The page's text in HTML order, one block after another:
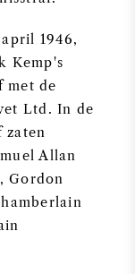
1946,
Kemp's
met de
Ltd. In de
zaten
Allan
Gordon